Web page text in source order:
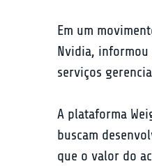
Em um
Nvidia, informou
serviços
A plataforma
buscam
que o valor do